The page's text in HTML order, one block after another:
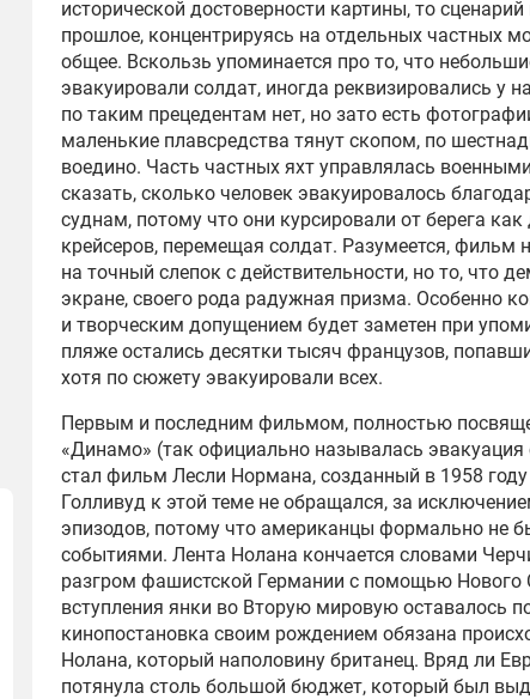
исторической достоверности картины, то
прошлое, концентрируясь на отдельных частных
общее. Вскользь упоминается про то, что
эвакуировали солдат, иногда реквизировались у
по таким прецедентам нет, но зато есть
маленькие плавсредства тянут скопом, по
воедино. Часть частных яхт управлялась
сказать, сколько человек эвакуировалось
суднам, потому что они курсировали от берега
крейсеров, перемещая солдат. Разумеется, фильм
на точный слепок с действительности, но то, что
экране, своего рода радужная призма. Особенно
и творческим допущением будет заметен при
пляже остались десятки тысяч французов,
хотя по сюжету эвакуировали всех.
Первым и последним фильмом, полностью
«Динамо» (так официально называлась
стал фильм Лесли Нормана, созданный в 1958
Голливуд к этой теме не обращался, за
эпизодов, потому что американцы формально не
событиями. Лента Нолана кончается словами
разгром фашистской Германии с помощью Нового
вступления янки во Вторую мировую оставалось
кинопостановка своим рождением обязана
Нолана, который наполовину британец. Вряд ли
потянула столь большой бюджет, который был